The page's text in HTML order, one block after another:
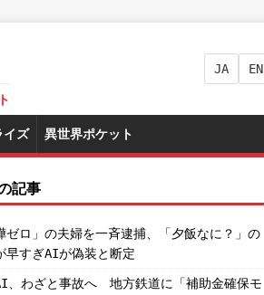
JA EN
イズ 異世界ポケット
記事
ゼロ」の夫婦を一斉逮捕、「夕飯なに？」の
早すぎAIが偽装と断定
、わざと事故へ 地方鉄道に「補助金確保モ